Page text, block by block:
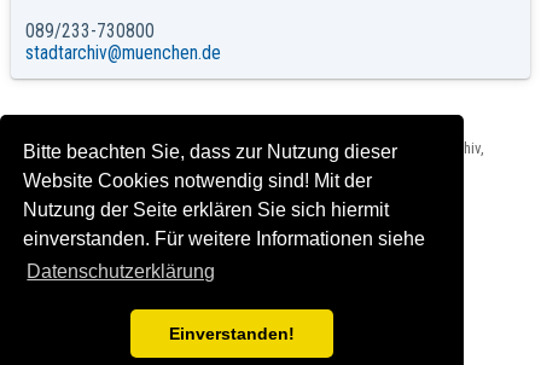
Bitte beachten Sie, dass zur Nutzung dieser
Website Cookies notwendig sind! Mit der
Nutzung der Seite erklären Sie sich hiermit
einverstanden. Für weitere Informationen siehe
Datenschutzerklärung
Einverstanden!
089/233-730800
stadtarchiv@muenchen.de
Herausgeber: Landeshauptstadt München, Direktorium - Stadtarchiv,
Impressum und Rechtshinweise
Version: C2018-02-28_1.00 T2024-03-15_2.0.0